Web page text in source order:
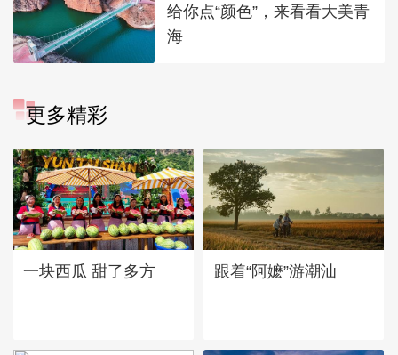
给你点“颜色”，来看看大美青
海
更多精彩
一块西瓜 甜了多方 跟着“阿嬷”游潮汕